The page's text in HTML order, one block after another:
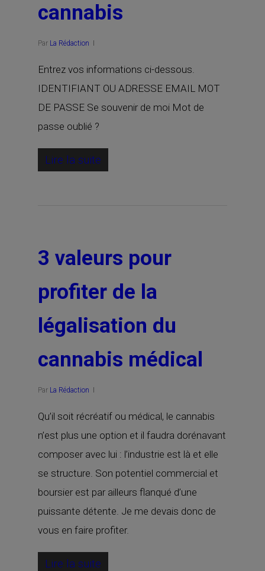
cannabis
Par La Rédaction
Entrez vos informations ci-dessous.
IDENTIFIANT OU ADRESSE EMAIL MOT
DE PASSE Se souvenir de moi Mot de
passe oublié ?
Lire la suite
3 valeurs pour
profiter de la
légalisation du
cannabis médical
Par La Rédaction
Qu’il soit récréatif ou médical, le cannabis
n’est plus une option et il faudra dorénavant
composer avec lui : l’industrie est là et elle
se structure. Son potentiel commercial et
boursier est par ailleurs flanqué d’une
puissante détente. Je me devais donc de
vous en faire profiter.
Lire la suite